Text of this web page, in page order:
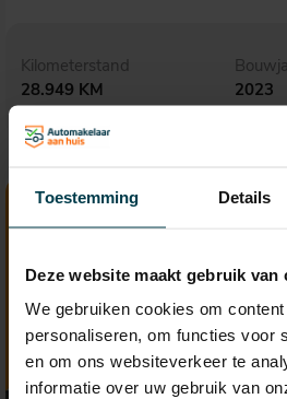
Toestemming Details
Deze website maakt gebruik van
We gebruiken cookies om
personaliseren, om functies voor
en om ons websiteverkeer te
informatie over uw gebruik van
Kilometerstand
28.949 KM
2023